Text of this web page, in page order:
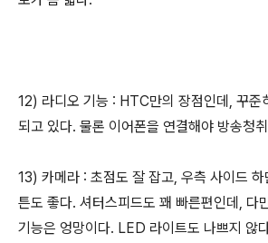
12) 라디오 기능 : HTC만의 장점인데, 꾸준
되고 있다. 물론 이어폰을 연결해야 방송청
13) 카메라 : 초점도 잘 잡고, 우측 사이드
튼도 좋다. 셔터스피드도 꽤 빠른편인데, 다
기능은 엉망이다. LED 라이트도 나쁘지 않